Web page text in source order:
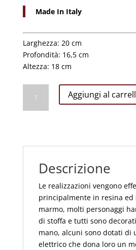
Made In Italy
Larghezza: 20 cm
Profondità: 16,5 cm
Altezza: 18 cm
Orientale
Media
20x16,5x18
Artigianale
quantità
Aggiungi al
Descrizione
Le realizzazioni vengono
principalmente in resina ed
marmo, molti personaggi
di stoffa e tutti sono
mano, alcuni sono dotati di
elettrico che dona loro un